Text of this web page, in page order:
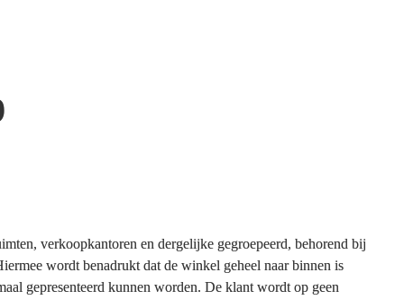
verkoopkantoren en dergelijke gegroepeerd, behorend bij
wordt benadrukt dat de winkel geheel naar binnen is
gepresenteerd kunnen worden. De klant wordt op geen